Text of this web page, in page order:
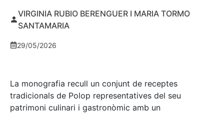
VIRGINIA RUBIO BERENGUER I MARIA TORMO
SANTAMARIA
29/05/2026
La monografia recull un conjunt de receptes
tradicionals de Polop representatives del seu
patrimoni culinari i gastronòmic amb un